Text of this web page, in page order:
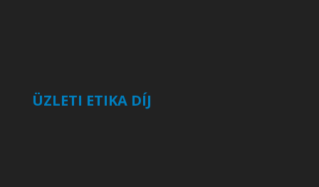
ÜZLETI ETIKA DÍJ